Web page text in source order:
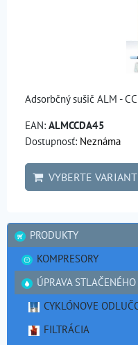
Adsorbčný sušič ALM -
EAN: ALMCCDA45
Dostupnosť: Neznáma
VYBERTE VARIANT
PRODUKTY
KOMPRESORY
ÚPRAVA
CYKLÓNOVE
FILTRÁCIA